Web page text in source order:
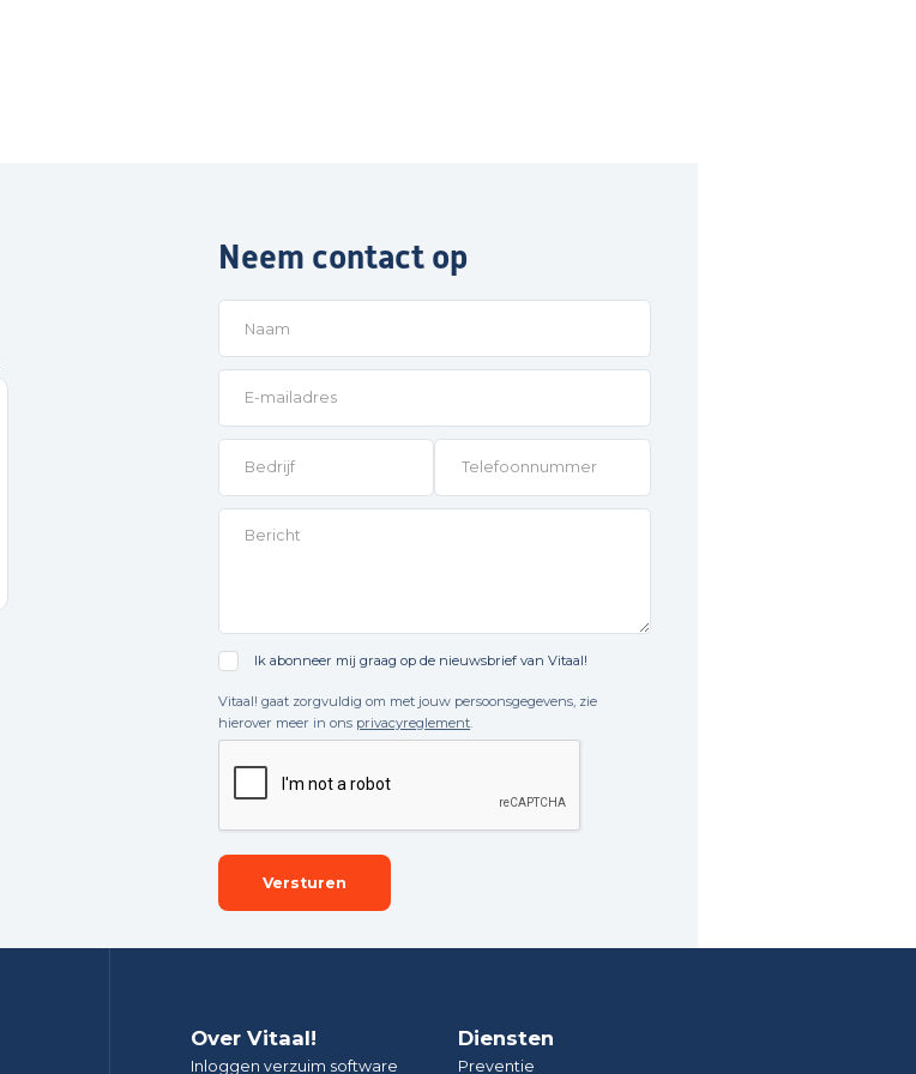
Neem contact op
Ik abonneer mij graag op de nieuwsbrief van Vitaal!
Vitaal! gaat zorgvuldig om met jouw persoonsgegevens, zie
hierover meer in ons privacyreglement.
Over Vitaal!
Inloggen verzuim software
Diensten
Preventie